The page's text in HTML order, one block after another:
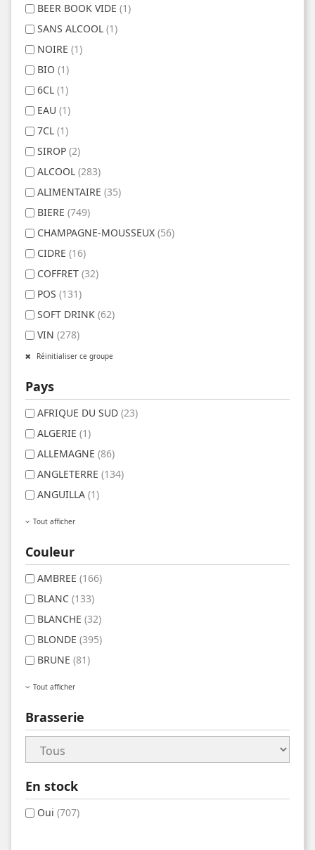
BEER BOOK VIDE (1)
SANS ALCOOL (1)
NOIRE (1)
BIO (1)
6CL (1)
EAU (1)
7CL (1)
SIROP (2)
ALCOOL (283)
ALIMENTAIRE (35)
BIERE (749)
CHAMPAGNE-MOUSSEUX (56)
CIDRE (16)
COFFRET (32)
POS (131)
SOFT DRINK (62)
VIN (278)
Réinitialiser ce groupe
Pays
AFRIQUE DU SUD (23)
ALGERIE (1)
ALLEMAGNE (86)
ANGLETERRE (134)
ANGUILLA (1)
Tout afficher
Couleur
AMBREE (166)
BLANC (133)
BLANCHE (32)
BLONDE (395)
BRUNE (81)
Tout afficher
Brasserie
En stock
Oui (707)